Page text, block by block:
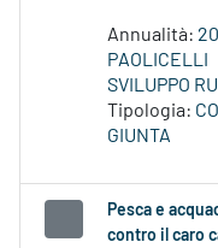
Annualità:
PAOLICELLI
SVILUPPO
Tipologia:
GIUNTA
Pesca e
contro il caro